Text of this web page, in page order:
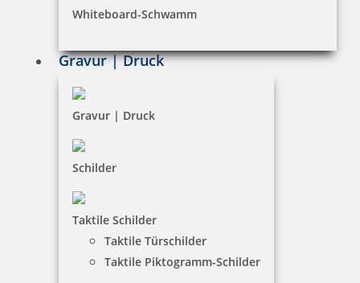
Whiteboard-Schwamm
Gravur | Druck
Gravur | Druck
Schilder
Taktile Schilder
Taktile Türschilder
Taktile Piktogramm-Schilder
Widerruf
Barrierefreiheit
Vertrag widerrufen
Mein Konto